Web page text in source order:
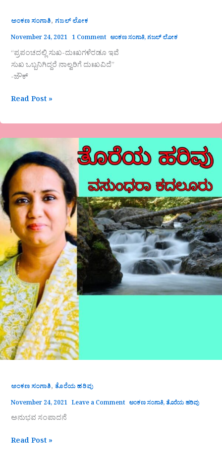
ಅಂಕಣ ಸಂಗಾತಿ, ಗಜಲ್ ಲೋಕ
November 24, 2021 1 Comment ಅಂಕಣ ಸಂಗಾತಿ, ಗಜಲ್ ಲೋಕ
“ಪ್ರಪಂಚದಲ್ಲಿ ಸುಖ-ದುಃಖಗಳೆರಡೂ ಇವೆ
ಸುಖ ಒಬ್ಬನಿಗಿದ್ದರೆ ನಾಲ್ವರಿಗೆ ದುಃಖವಿದೆ”
-ಜೌಕ್
Read Post »
ಅಂಕಣ ಸಂಗಾತಿ, ತೊರೆಯ ಹರಿವು
November 24, 2021 Leave a Comment ಅಂಕಣ ಸಂಗಾತಿ,ತೊರೆಯ ಹರಿವು
ಅನುಭವ ಸಂಪಾದನೆ
Read Post »